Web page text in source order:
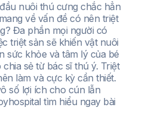
nuôi thú cưng chắc hẳn
về vấn đề có nên triệt
Đa phần mọi người có
triệt sản sẽ khiến vật nuôi
sức khỏe và tâm lý của bé
sẻ từ bác sĩ thú ý. Triệt
làm và cực kỳ cần thiết.
số lợi ích cho cún lẫn
tìm hiểu ngay bài